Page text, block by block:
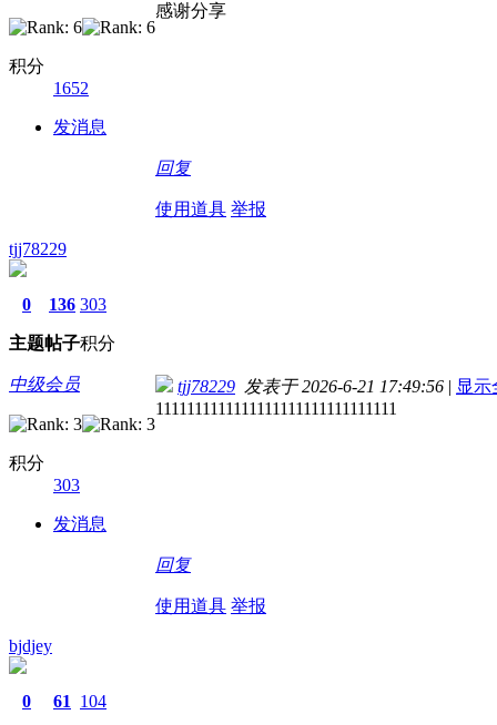
积分
1652
发消息
感谢分享
回复
使用道具 举报
tjj78229
0
主题
136
帖子
303
积分
中级会员
积分
303
发消息
tjj78229 发表于 2026-6-21 17:49:56 | 显示
1111111111111111111111111111111
回复
使用道具 举报
bjdjey
0 61 104